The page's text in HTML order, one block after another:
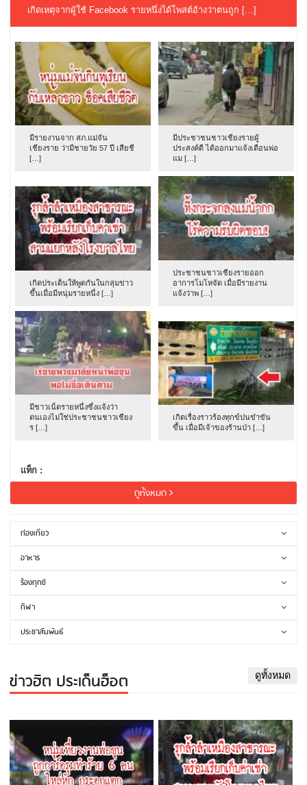
เกิดเหตุจากผู้ใช้ Facebook รายหนึ่งได้โพสต์อ้างว่าตนถูก […]
มีรายงานจาก สภ.แม่จัน
เชียงราย ว่ามีชายวัย 57 ปี เสียชี
[…]
มีประชาชนชาวเชียงรายผู้
ประสงค์ดี ได้ออกมาแจ้งเตือนพ่อ
แม […]
เกิดประเด็นให้พูดกันในกลุ่มข่าว
ขึ้นเมื่อมีหนุ่มรายหนึ่ง […]
ประชาชนชาวเชียงรายออก
อาการโมโหจัด เมื่อมีรายงาน
แจ้งว่าพ […]
มีชาวเน็ตรายหนึ่งซึ่งแจ้งว่า
ตนเองไม่ใช่ประชาชนชาวเชียง
ร […]
เกิดเรื่องราวร้องทุกข์ปนขำขัน
ขึ้น เมื่อมีเจ้าของร้านป่า […]
แท็ก :
ดูทั้งหมด
ท่องเที่ยว
อาหาร
ร้องทุกข์
กีฬา
ประชาสัมพันธ์
ข่าวฮิต ประเด็นฮ็อต ดูทั้งหมด